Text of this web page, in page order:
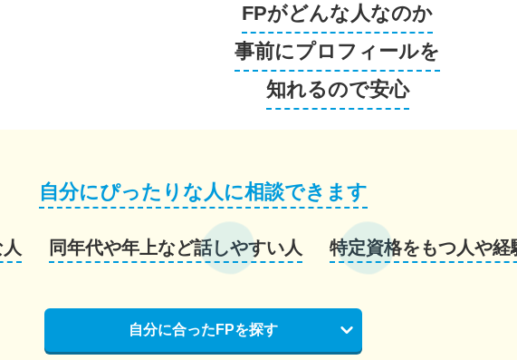
FPがどんな人なのか
事前にプロフィールを
知れるので安心
自分にぴったりな人に相談できます
同年代や年上など話しやすい人 特定資格をもつ人や経
自分に合ったFPを探す